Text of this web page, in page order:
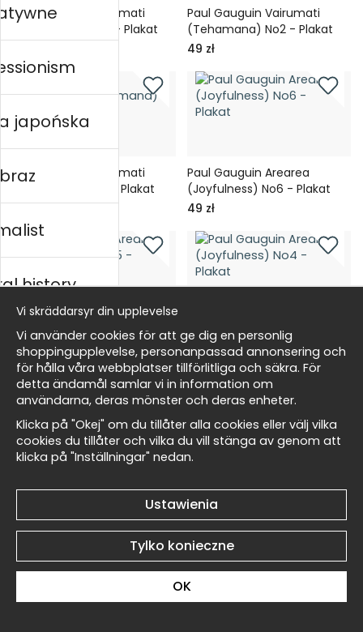
Paul Gauguin Vairumati
(Tehamana) No3 - Plakat
Paul Gauguin Vairumati
(Tehamana) No2 - Plakat
49 zł
Paul Gauguin Vairumati
(Tehamana) No1 - Plakat
49 zł
Paul Gauguin Arearea
(Joyfulness) No6 - Plakat
49 zł
Paul Gauguin Arearea
(Joyfulness) No5 - Plakat
49 zł
Paul Gauguin Arearea
(Joyfulness) No4 - Plakat
49 zł
Paul Gauguin Arearea
(Joyfulness) No3 - Plakat
49 zł
Paul Gauguin Arearea
(Joyfulness) No2 - Plakat
49 zł
japońska
history
Wallnest
Vi skräddarsyr din upplevelse
Vi använder cookies för att ge dig en personlig
shoppingupplevelse, personanpassad annonsering och
för hålla våra webbplatser tillförlitliga och säkra. För
detta ändamål samlar vi in information om
användarna, deras mönster och deras enheter.
Klicka på "Okej" om du tillåter alla cookies eller välj vilka
cookies du tillåter och vilka du vill stänga av genom att
klicka på "Inställningar" nedan.
Ustawienia
Tylko konieczne
OK